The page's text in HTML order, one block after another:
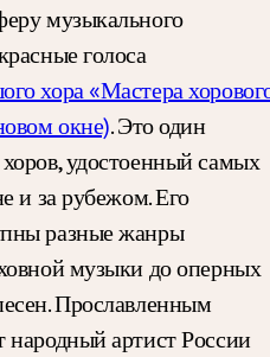
музыкального
голоса
хора «Мастера
окне). Это один
удостоенный самых
и за рубежом. Его
разные жанры
музыки до оперных
Прославленным
народный артист России